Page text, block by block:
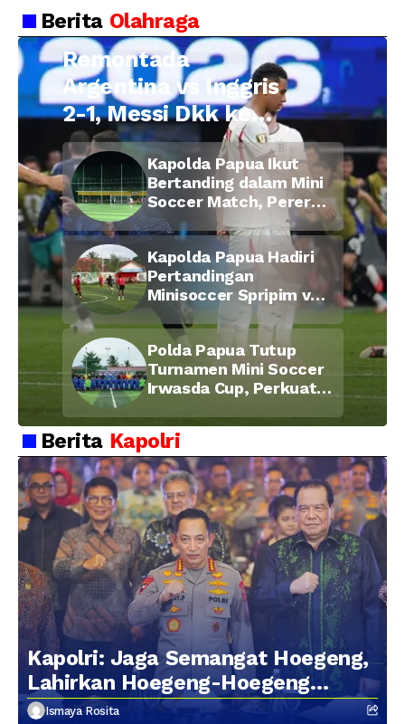
Berita Olahraga
Remontada
Argentina vs Inggris
2-1, Messi Dkk ke
Final Piala Dunia
2026
Kapolda Papua Ikut
Bertanding dalam Mini
Soccer Match, Pererat
Kebersamaan Personel
di Bulan Ramadan
Kapolda Papua Hadiri
Pertandingan
Minisoccer Spripim vs
Bid Propam, Pererat
Soliditas dan
Kebersamaan Personel
Polda Papua Tutup
Turnamen Mini Soccer
Irwasda Cup, Perkuat
Kebersamaan Personel
Berita Kapolri
Kapolri: Jaga Semangat Hoegeng,
Lahirkan Hoegeng-Hoegeng
Berikutnya
Ismaya Rosita